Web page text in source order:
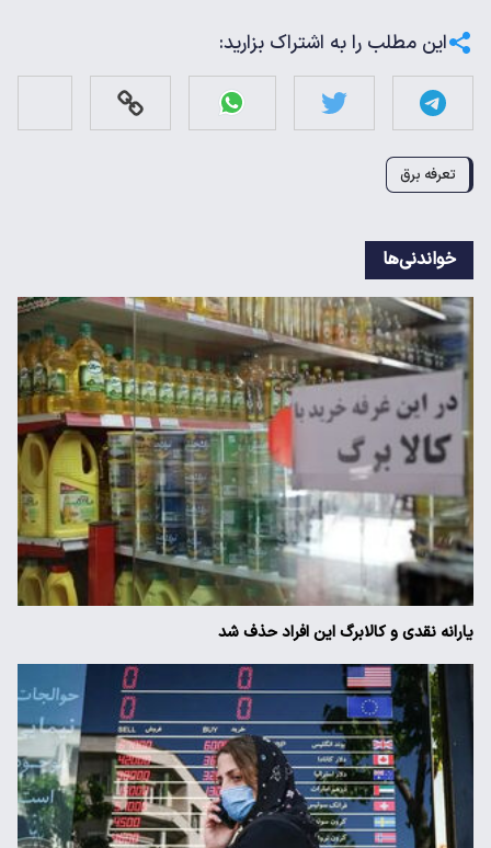
این مطلب را به اشتراک بزارید:
تعرفه برق
خواندنی‌ها
یارانه نقدی و کالابرگ این افراد حذف شد